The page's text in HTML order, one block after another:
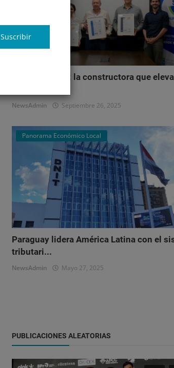
Suscribir
Salum & Wenz: la constructora que
NewsAdmin Septiembre 26, 2025
Panorama Económico Local
Paraguay lidera América Latina con el
tributari...
NewsAdmin Mayo 27, 2025
PUBLICACIONES ALEATORIAS